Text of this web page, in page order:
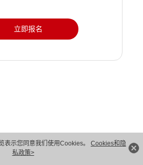
表示您同意我们使用Cookies。 Cookies和隐
私政策>
立即报名
1998-2026。 保留一切权利。粤A2-20044005号
隐私保护
法律声明